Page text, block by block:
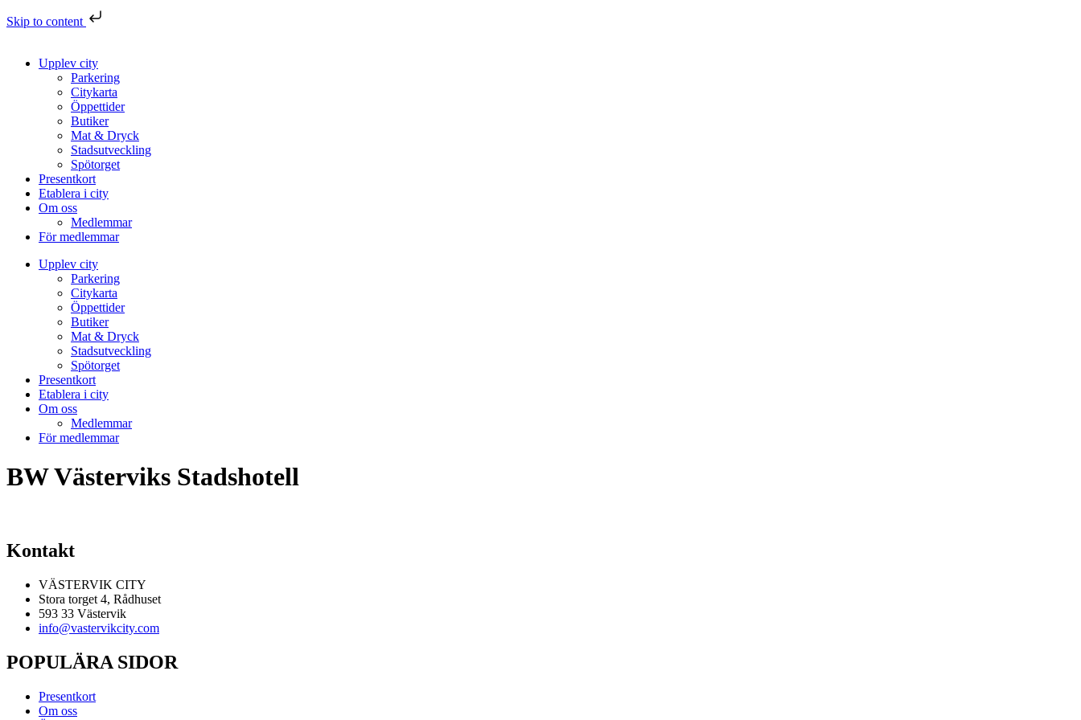
Skip to content
Upplev city
Parkering
Citykarta
Öppettider
Butiker
Mat & Dryck
Stadsutveckling
Spötorget
Presentkort
Etablera i city
Om oss
Medlemmar
För medlemmar
Upplev city
Parkering
Citykarta
Öppettider
Butiker
Mat & Dryck
Stadsutveckling
Spötorget
Presentkort
Etablera i city
Om oss
Medlemmar
För medlemmar
BW Västerviks Stadshotell
Kontakt
VÄSTERVIK CITY
Stora torget 4, Rådhuset
593 33 Västervik
info@vastervikcity.com
POPULÄRA SIDOR
Presentkort
Om oss